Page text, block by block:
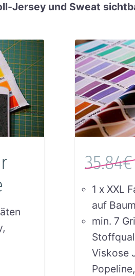
Jersey und Sweat
1 x XXL
auf
min. 7
Viskose